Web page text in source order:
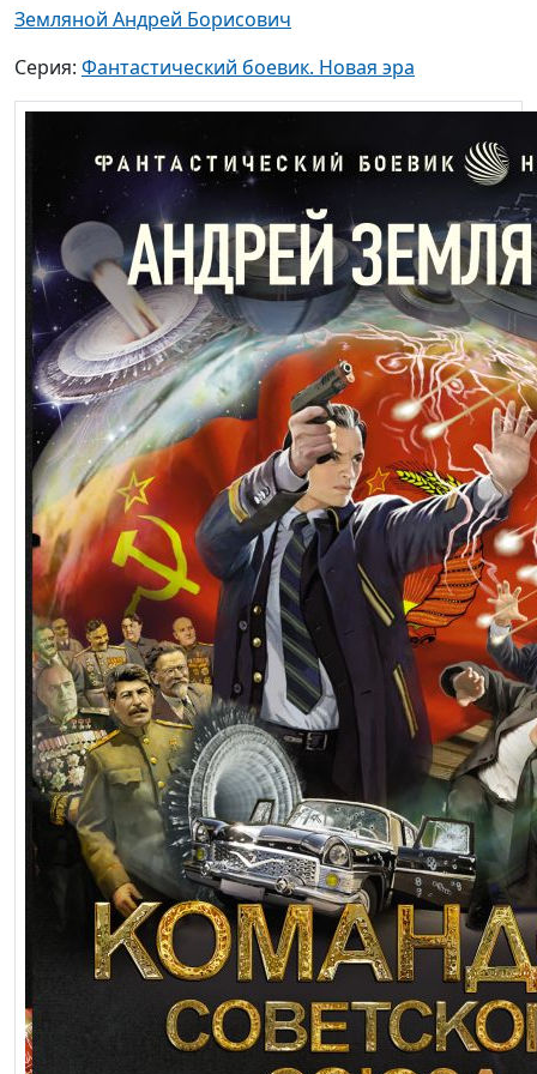
Земляной Андрей Борисович
Серия: Фантастический боевик. Новая эра